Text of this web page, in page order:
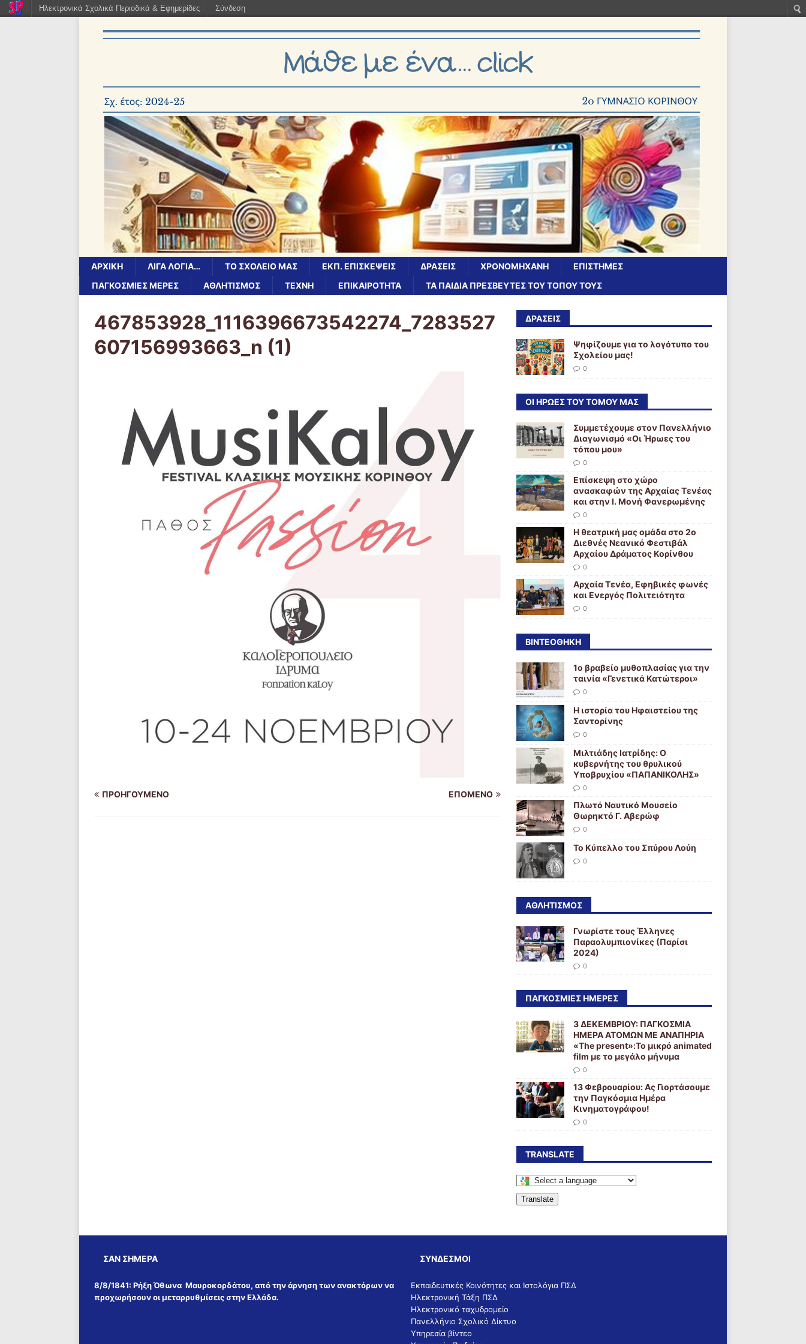
ΑΡΧΙΚΉ ΛΊΓΑ ΛΌΓΙΑ… ΤΟ ΣΧΟΛΕΊΟ ΜΑΣ ΕΚΠ. ΕΠΙΣΚΈΨΕΙΣ ΔΡΆΣΕΙΣ ΧΡΟΝΟΜΗΧΑΝΗ
ΕΠΙΣΤΉΜΕΣ
ΠΑΓΚΌΣΜΙΕΣ ΜΈΡΕΣ
ΑΘΛΗΤΙΣΜΟΣ ΤΕΧΝΗ ΕΠΙΚΑΙΡΟΤΗΤΑ ΤΑ ΠΑΙΔΙΆ ΠΡΕΣΒΕΥΤΈΣ ΤΟΥ ΤΌΠΟΥ ΤΟΥΣ
467853928_1116396673542274_7283527
607156993663_n (1)
ΠΡΟΗΓΟΎΜΕΝΟ ΕΠΌΜΕΝΟ
ΔΡΑΣΕΙΣ
Ψηφίζουμε για το λογότυπο του
Σχολείου μας!
0
ΟΙ ΉΡΩΕΣ ΤΟΥ ΤΌΜΟΥ ΜΑΣ
Συμμετέχουμε στον Πανελλήνιο
Διαγωνισμό «Οι Ήρωες του
τόπου μου»
0
Επίσκεψη στο χώρο
ανασκαφών της Αρχαίας Τενέας
και στην Ι. Μονή Φανερωμένης
0
Η θεατρική μας ομάδα στο 2ο
Διεθνές Νεανικό Φεστιβάλ
Αρχαίου Δράματος Κορίνθου
0
Αρχαία Τενέα, Εφηβικές φωνές
και Ενεργός Πολιτειότητα
0
ΒΙΝΤΕΟΘΉΚΗ
1ο βραβείο μυθοπλασίας για την
ταινία «Γενετικά Κατώτεροι»
0
Η ιστορία του Ηφαιστείου της
Σαντορίνης
0
Μιλτιάδης Ιατρίδης: Ο
κυβερνήτης του θρυλικού
Υποβρυχίου «ΠΑΠΑΝΙΚΟΛΗΣ»
0
Πλωτό Ναυτικό Μουσείο
Θωρηκτό Γ. Αβερώφ
0
Το Κύπελλο του Σπύρου Λούη
0
ΑΘΛΗΤΙΣΜΟΣ
Γνωρίστε τους Έλληνες
Παραολυμπιονίκες (Παρίσι
2024)
0
ΠΑΓΚΟΣΜΙΕΣ ΗΜΕΡΕΣ
3 ΔΕΚΕΜΒΡΙΟΥ: ΠΑΓΚΟΣΜΙΑ
ΗΜΕΡΑ ΑΤΟΜΩΝ ΜΕ ΑΝΑΠΗΡΙΑ
«The present»:Το μικρό animated
film με το μεγάλο μήνυμα
0
13 Φεβρουαρίου: Ας Γιορτάσουμε
την Παγκόσμια Ημέρα
Κινηματογράφου!
0
TRANSLATE
Translate
ΣΑΝ ΣΉΜΕΡΑ
8/8/1841: Ρήξη Όθωνα  Μαυροκορδάτου, από την άρνηση των ανακτόρων να
προχωρήσουν οι μεταρρυθμίσεις στην Ελλάδα.
ΣΎΝΔΕΣΜΟΙ
Εκπαιδευτικές Κοινότητες και Ιστολόγια ΠΣΔ
Ηλεκτρονική Τάξη ΠΣΔ
Ηλεκτρονικό ταχυδρομείο
Πανελλήνιο Σχολικό Δίκτυο
Υπηρεσία βίντεο
Ηλεκτρονικά Σχολικά Περιοδικά & Εφημερίδες Σύνδεση